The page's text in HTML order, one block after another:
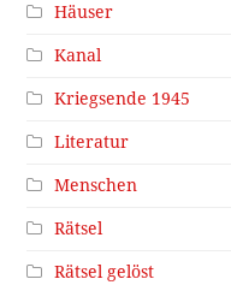
Häuser
Kanal
Kriegsende 1945
Literatur
Menschen
Rätsel
Rätsel gelöst